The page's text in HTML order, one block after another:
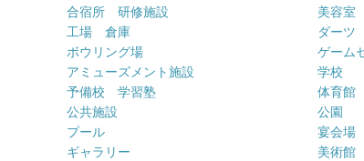
合宿所 研修施設
美容室
工場 倉庫
ダーツ
ボウリング場
ゲーム
アミューズメント施設
学校
予備校 学習塾
体育館
公共施設
公園
プール
宴会場
ギャラリー 美術館